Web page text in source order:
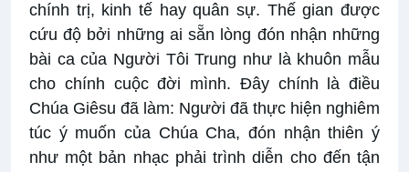
chính trị, kinh tế hay quân sự. Thế gian được
cứu độ bởi những ai sẵn lòng đón nhận những
bài ca của Người Tôi Trung như là khuôn mẫu
cho chính cuộc đời mình. Đây chính là điều
Chúa Giêsu đã làm: Người đã thực hiện nghiêm
túc ý muốn của Chúa Cha, đón nhận thiên ý
như một bản nhạc phải trình diễn cho đến tận